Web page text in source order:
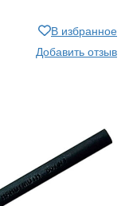
В избранное
Добавить отзыв